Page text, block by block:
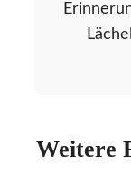
Weitere